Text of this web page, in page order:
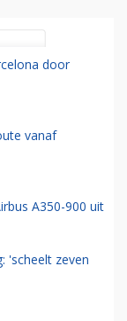
door
vanaf
A350-900 uit
'scheelt zeven